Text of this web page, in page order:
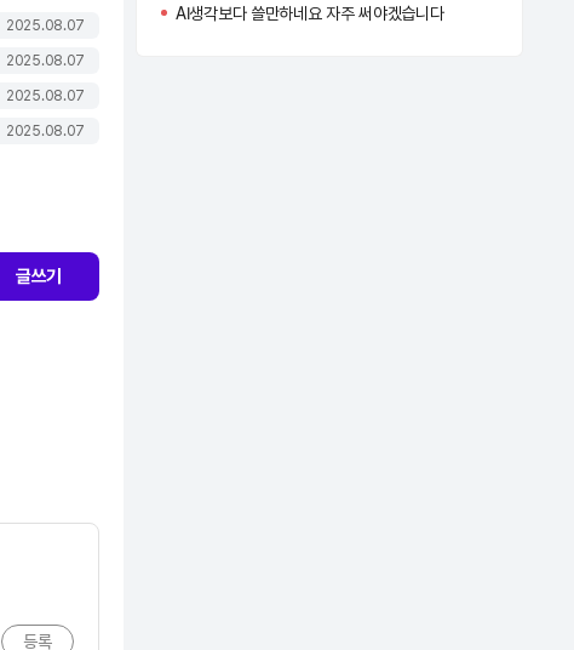
2025.08.07
2025.08.07
2025.08.07
2025.08.07
글쓰기
AI생각보다 쓸만하네요 자주 써야겠습니다